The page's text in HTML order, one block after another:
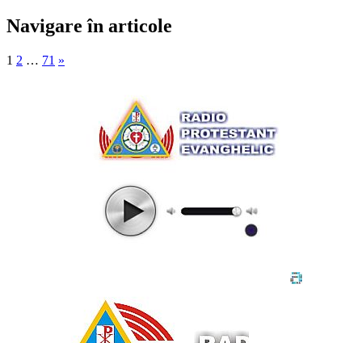
Navigare în articole
1 2 … 71 »